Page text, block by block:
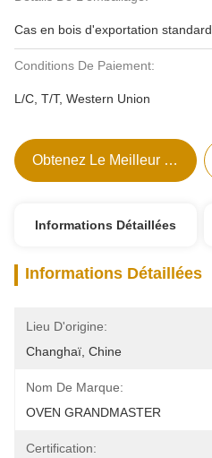
Cas en bois d'exportation standard
Conditions De Paiement:
L/C, T/T, Western Union
Obtenez Le Meilleur Prix
Informations Détaillées
Informations Détaillées
Lieu D'origine:
Changhaï, Chine
Nom De Marque:
OVEN GRANDMASTER
Certification: